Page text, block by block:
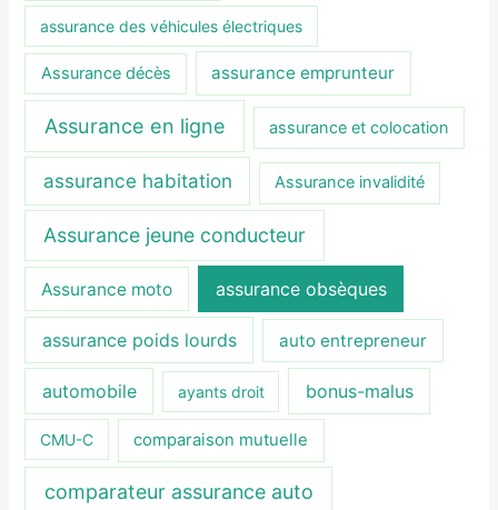
assurance des véhicules électriques
Assurance décès assurance emprunteur
Assurance en ligne assurance et colocation
assurance habitation Assurance invalidité
Assurance jeune conducteur
Assurance moto assurance obsèques
assurance poids lourds auto entrepreneur
automobile ayants droit bonus-malus
CMU-C comparaison mutuelle
comparateur assurance auto